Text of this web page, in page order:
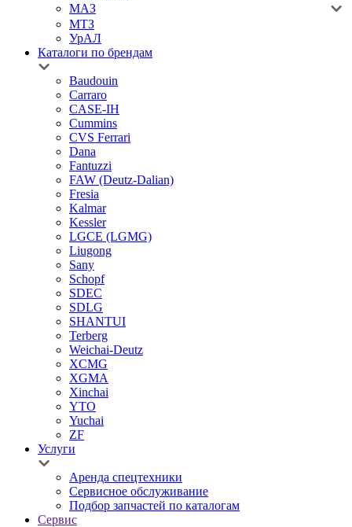
МАЗ
МТЗ
УрАЛ
Каталоги по брендам
Baudouin
Carraro
CASE-IH
Cummins
CVS Ferrari
Dana
Fantuzzi
FAW (Deutz-Dalian)
Fresia
Kalmar
Kessler
LGCE (LGMG)
Liugong
Sany
Schopf
SDEC
SDLG
SHANTUI
Terberg
Weichai-Deutz
XCMG
XGMA
Xinchai
YTO
Yuchai
ZF
Услуги
Аренда спецтехники
Сервисное обслуживание
Подбор запчастей по каталогам
Сервис